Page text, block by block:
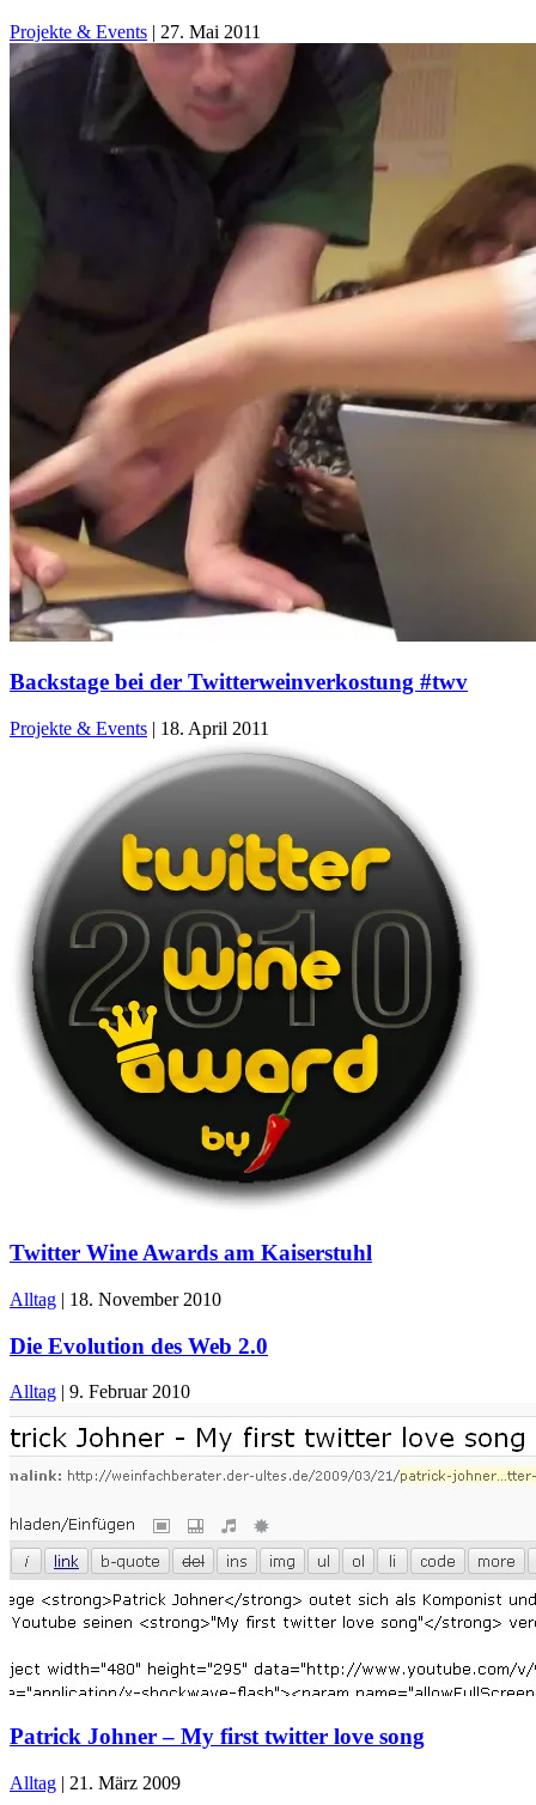
Projekte & Events | 27. Mai 2011
Backstage bei der Twitterweinverkostung #twv
Projekte & Events | 18. April 2011
Twitter Wine Awards am Kaiserstuhl
Alltag | 18. November 2010
Die Evolution des Web 2.0
Alltag | 9. Februar 2010
Patrick Johner – My first twitter love song
Alltag | 21. März 2009